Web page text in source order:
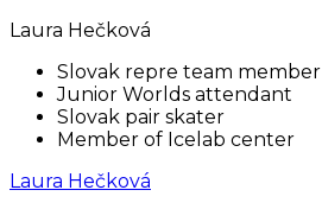
Laura Hečková
Slovak repre team member
Junior Worlds attendant
Slovak pair skater
Member of Icelab center
Laura Hečková